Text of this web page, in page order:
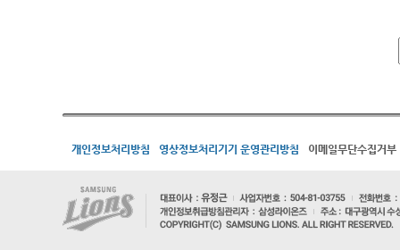
개인정보처리방침 영상정보처리기기 운영관리방침 이메일무단수집거부